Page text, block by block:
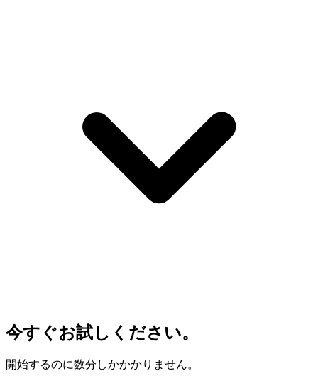
今すぐお試しください。
開始するのに数分しかかかりません。